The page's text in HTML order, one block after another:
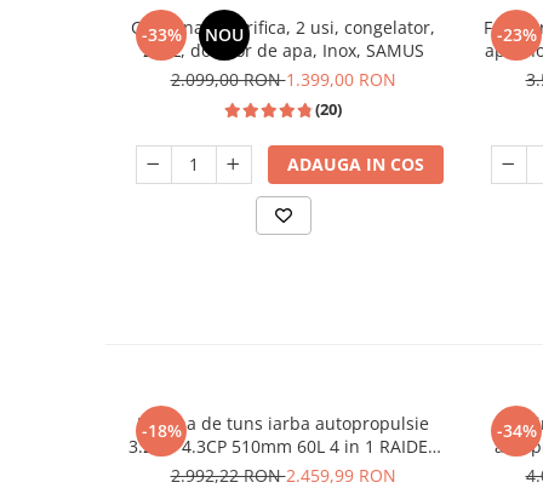
Suflante & Aspiratoare
Ventilatoare & Sisteme Racire
Aparate de aer conditionat
-33% NOU
Combina frigorifica, 2 usi, congelator,
260L, dozator de apa, Inox, SAMUS
2.099,00 RON1.399,00 RON
(20)
ADAUGA IN COS
-23%
apa,
-18%
Masina de tuns iarba autopropulsie
3.2kW 4.3CP 510mm 60L 4 in 1 RAIDER
RD-GLM09
2.992,22 RON2.459,99 RON
-34%